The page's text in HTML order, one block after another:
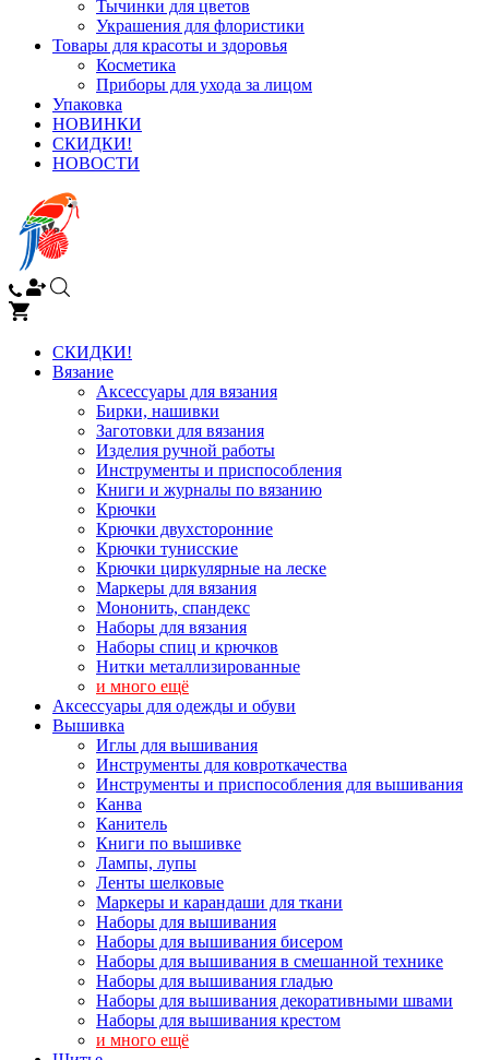
Тычинки для цветов
Украшения для флористики
Товары для красоты и здоровья
Косметика
Приборы для ухода за лицом
Упаковка
НОВИНКИ
СКИДКИ!
НОВОСТИ
СКИДКИ!
Вязание
Аксессуары для вязания
Бирки, нашивки
Заготовки для вязания
Изделия ручной работы
Инструменты и приспособления
Книги и журналы по вязанию
Крючки
Крючки двухсторонние
Крючки тунисские
Крючки циркулярные на леске
Маркеры для вязания
Мононить, спандекс
Наборы для вязания
Наборы спиц и крючков
Нитки металлизированные
и много ещё
Аксессуары для одежды и обуви
Вышивка
Иглы для вышивания
Инструменты для ковроткачества
Инструменты и приспособления для вышивания
Канва
Канитель
Книги по вышивке
Лампы, лупы
Ленты шелковые
Маркеры и карандаши для ткани
Наборы для вышивания
Наборы для вышивания бисером
Наборы для вышивания в смешанной технике
Наборы для вышивания гладью
Наборы для вышивания декоративными швами
Наборы для вышивания крестом
и много ещё